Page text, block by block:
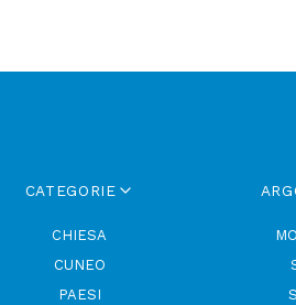
CATEGORIE
CHIESA
CUNEO
PAESI